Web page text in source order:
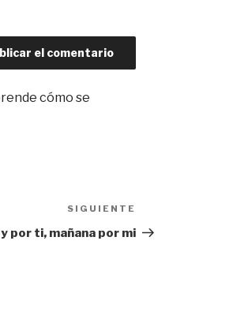
cómo se
entrada
SIGUIENTE
por ti, mañana por mi